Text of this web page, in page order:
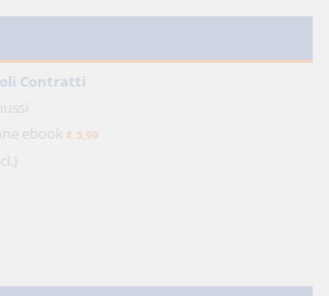
Contratti
ebook € 5,99